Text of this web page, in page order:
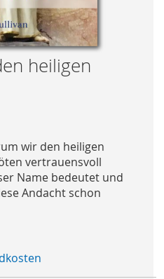
heiligen
wir den heiligen
vertrauensvoll
Name bedeutet und
Andacht schon